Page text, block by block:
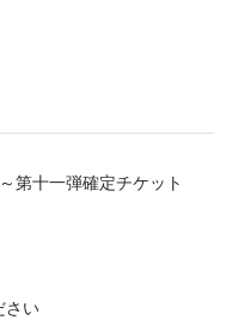
第十一弾確定チケット
さい